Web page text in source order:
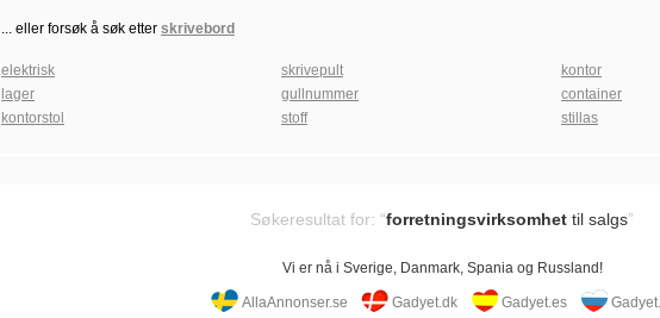
Søkeresultat for: “forretningsvirksomhet til salgs”
... eller forsøk å søk etter skrivebord
elektrisk
lager
kontorstol
skrivepult
gullnummer
stoff
kontor
container
stillas
Vi er nå i Sverige, Danmark, Spania og Russland!
AllaAnnonser.se Gadyet.dk Gadyet.es